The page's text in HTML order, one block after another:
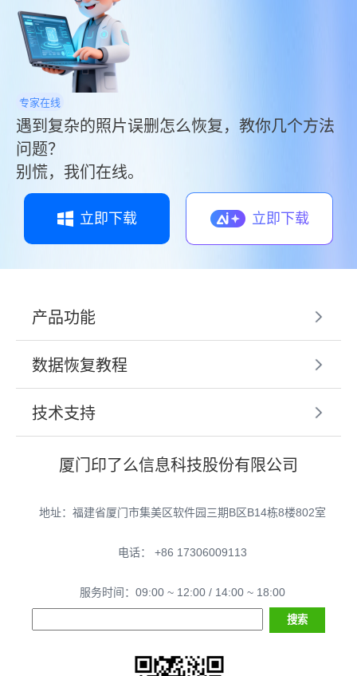
专家在线
遇到复杂的照片误删怎么恢复，教你几个方法
问题？
别慌，我们在线。
立即下载 立即下载
产品功能
数据恢复教程
技术支持
厦门印了么信息科技股份有限公司
地址：福建省厦门市集美区软件园三期B区B14栋8楼802室
电话： +86 17306009113
服务时间：09:00 ~ 12:00 / 14:00 ~ 18:00